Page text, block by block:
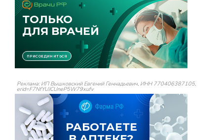
Реклама: ИП Вышковский Евгений Геннадьевич, ИНН 770406387105,
erid=F7NfYUJCUneP5W79xufv